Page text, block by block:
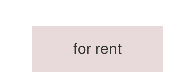
Iran move World Cup base
for rent